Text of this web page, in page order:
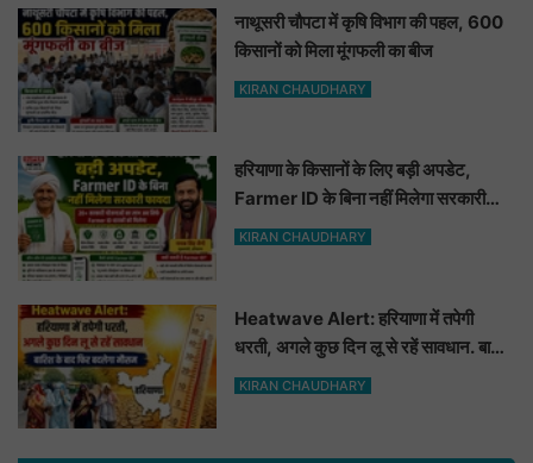
नाथूसरी चौपटा में कृषि विभाग की पहल, 600
किसानों को मिला मूंगफली का बीज
KIRAN CHAUDHARY
हरियाणा के किसानों के लिए बड़ी अपडेट,
Farmer ID के बिना नहीं मिलेगा सरकारी
फायदा
KIRAN CHAUDHARY
Heatwave Alert: हरियाणा में तपेगी
धरती, अगले कुछ दिन लू से रहें सावधान. बारिश
के बाद फिर बदलेगा मौसम
KIRAN CHAUDHARY